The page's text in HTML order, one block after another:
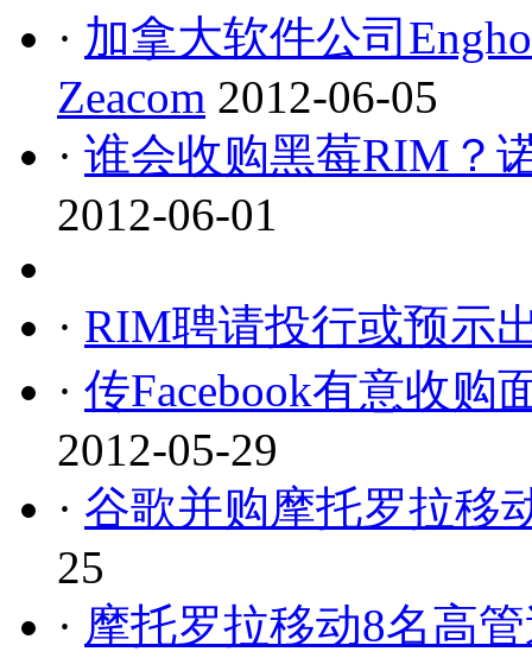
· 加拿大软件公司
Zeacom 2012-06-05
· 谁会收购黑莓RIM？
2012-06-01
· RIM聘请投行或预示
· 传Facebook有意收购
2012-05-29
· 谷歌并购摩托罗拉移
25
· 摩托罗拉移动8名高